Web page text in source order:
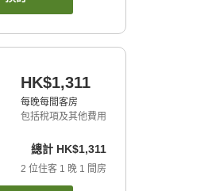
HK$1,311
每晚每間客房
包括稅項及其他費用
總計 HK$1,311
2 位住客 1 晚 1 間房